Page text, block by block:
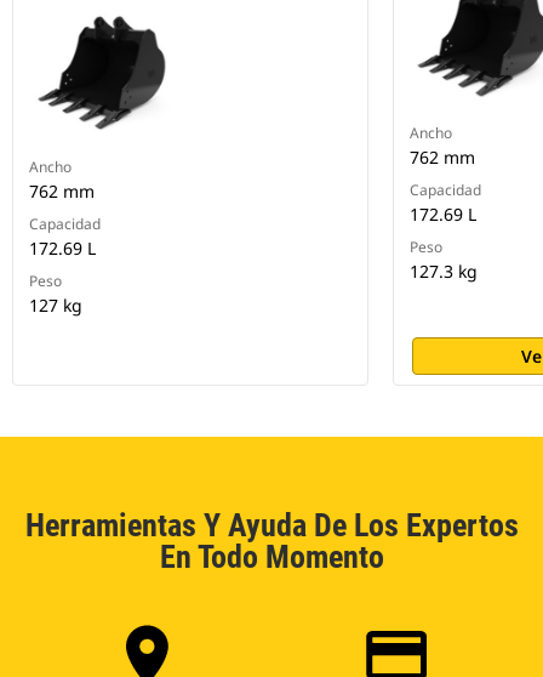
Ancho
762 mm
Capacidad
172.69 L
Peso
127 kg
Ancho
762 mm
Capacidad
172.69 L
Peso
127.3 kg
Herramientas Y Ayuda De Los Expertos
En Todo Momento